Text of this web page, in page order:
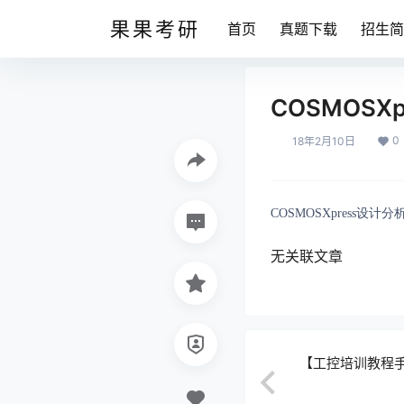
果果考研 首页 真题下载 招生
18年2月10日 0
COSMOSXpress设计分
无关联文章
【工控培训教程